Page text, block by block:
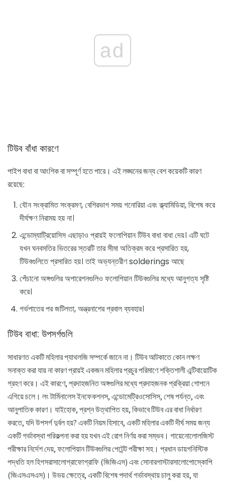
ad
টিউব বাঁধা কারণে
পাইপ বাধা বা আংশিক বা সম্পূর্ণ হতে পারে। এই লঙ্ঘনের জন্য বেশ কয়েকটি কারণ
রয়েছে:
যৌন সংক্রামিত সংক্রমণ, বেশিরভাগ সময় গনোরিয়া এবং ক্ল্যামিডিয়া, বিশেষ করে
দীর্ঘক্ষণ নিরাময় হয় না।
এন্ডোম্যাট্রিয়োসিস এছাড়াও প্রায়ই ফলোপিয়ান টিউব বাধা বাধা দেয়। এটি ঘটে
যখন ঘনবসতির ভিতরের স্তরটি তার সীমা অতিক্রম করে প্রসারিত হয়,
টিউবগুলিতে প্রসারিত হয়। তাই অভ্যন্তরীণ solderings আছে
পেঁচানো অঙ্গগুলির অপারেশনগুলিও ফলোপিয়ান টিউবগুলির মধ্যে আনুগত্য সৃষ্টি
করে।
গর্ভপাতের পর জটিলতা, অন্ত্রনাশের প্রবাল ব্যবহার।
টিউব বাধা: উপসর্গগুলি
সাধারণত একটি মহিলার প্যাথলজি সম্পর্কে জানে না। টিউব আটকাতে কোন লক্ষণ
সনাক্ত করা যায় না কারণ প্রায়ই একজন মহিলার প্রচুর পরিমাণে শক্তিশালী এন্টিবায়োটিক
গ্রহণ করে। এই কারণে, প্রদাহজনিত অঙ্গগুলির মধ্যে প্রদাহজনক প্রক্রিয়া গোপনে
এগিয়ে চলে। লং টার্মিনালেস ইনফেকশনস, এন্ডোমেট্রিওসোসিস, শেষ পর্যন্ত, এবং
আনুপাতিক কারণ। যাইহোক, প্রশ্ন উত্থাপিত হয়, কিভাবে টিউব এর বাধা নির্ধারণ
করতে, যদি উপসর্গ দুর্বল হয়? একটি নিয়ম হিসাবে, একটি মহিলার একটি দীর্ঘ সময় জন্য
একটি গর্ভাবস্থা পরিকল্পনা করা হয় যখন এই রোগ নির্ণয় করা সম্ভব। গায়েনোলোলজিস্ট
পরীক্ষার নির্দেশ দেয়, ফলোপিয়ান টিউবগুলির পেটেন্ট পরীক্ষা সহ। প্রধান ডায়গনিস্টিক
পদ্ধতি হল হিগসরাসালোগ্রাফোগ্রাফি (জিজিএস) এবং সোনারগাস্টারসালোপোস্কোপি
(জিএসএসএস)। উভয় ক্ষেত্রে, একটি বিশেষ পদার্থ গর্ভাবস্থায় চালু করা হয়, যা